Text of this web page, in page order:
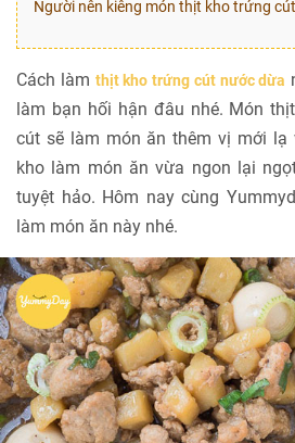
Người nên kiêng món thịt kho trứng
Cách làm thịt kho trứng cút nước dừa
làm bạn hối hận đâu nhé. Món
cút sẽ làm món ăn thêm vị mới lạ
kho làm món ăn vừa ngon lại
tuyệt hảo. Hôm nay cùng
làm món ăn này nhé.